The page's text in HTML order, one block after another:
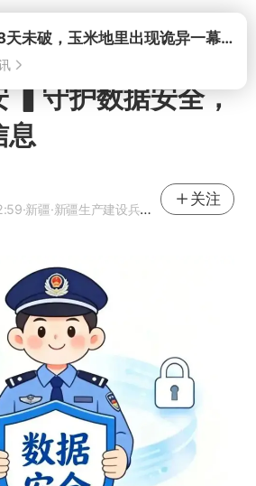
打开
▍守护数据安全，
息
·新疆·新疆生产建设兵团第十二师互联网信息办公室官方网易号
关注